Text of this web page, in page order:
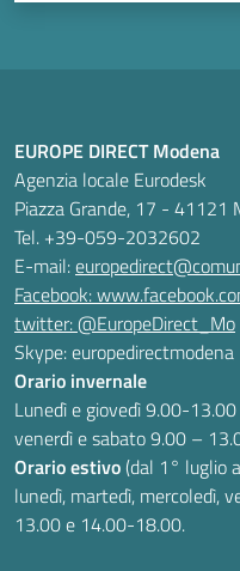
EUROPE DIRECT Modena
Agenzia locale Eurodesk
Piazza Grande, 17 - 41121
Tel. +39-059-2032602
E-mail:
Facebook:
twitter: @EuropeDirect_Mo
Skype: europedirectmodena
Orario invernale
Lunedì e giovedì 9.00-
venerdì e sabato 9.00 –
Orario estivo(dal 1° luglio
lunedì, martedì, mercoledì,
13.00 e 14.00-18.00.